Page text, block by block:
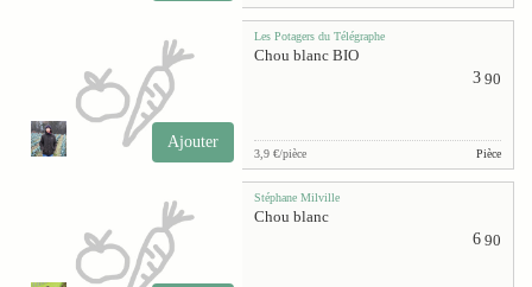
Ajouter
Les Potagers du Télégraphe
Chou blanc BIO
3 90
3,9 €/pièce Pièce
Stéphane Milville
Chou blanc
6 90